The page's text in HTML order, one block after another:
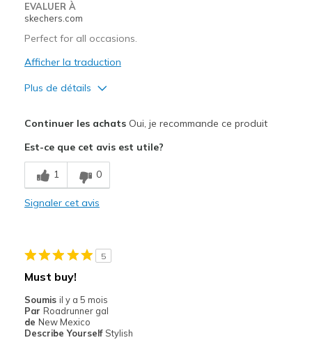
Width
Sizing
Feels true to size
View On Shoes
Shoes are for Wearing
EVALUER À
skechers.com
Perfect for all occasions.
Afficher la traduction
Plus de détails
Comfortable
Durable
Casual Wear
Travel
Continuer les achatsOui, je recommande ce produit
Est-ce que cet avis est utile?
1 0
Signaler cet avis
5
Must buy!
Soumis il y a 5 mois
Par Roadrunner gal
de New Mexico
Describe Yourself Stylish